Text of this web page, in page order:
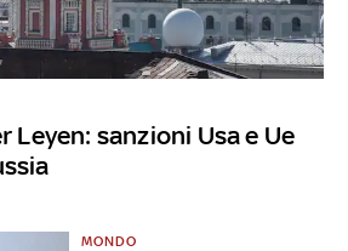
Leyen: sanzioni Usa e Ue
MONDO